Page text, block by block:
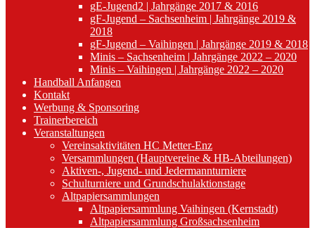
gE-Jugend2 | Jahrgänge 2017 & 2016
gF-Jugend – Sachsenheim | Jahrgänge 2019 &
2018
gF-Jugend – Vaihingen | Jahrgänge 2019 & 2018
Minis – Sachsenheim | Jahrgänge 2022 – 2020
Minis – Vaihingen | Jahrgänge 2022 – 2020
Handball Anfangen
Kontakt
Werbung & Sponsoring
Trainerbereich
Veranstaltungen
Vereinsaktivitäten HC Metter-Enz
Versammlungen (Hauptvereine & HB-Abteilungen)
Aktiven-, Jugend- und Jedermannturniere
Schulturniere und Grundschulaktionstage
Altpapiersammlungen
Altpapiersammlung Vaihingen (Kernstadt)
Altpapiersammlung Großsachsenheim